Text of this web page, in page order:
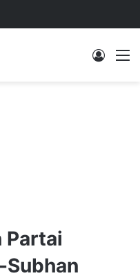
Log In
Partai
Subhan